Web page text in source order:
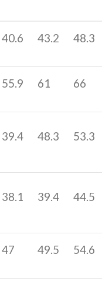
40.6 43.2 48.3
55.9 61 66
39.4 48.3 53.3
38.1 39.4 44.5
47 49.5 54.6